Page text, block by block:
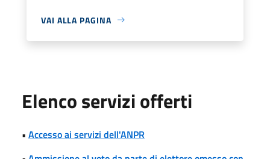
VAI ALLA PAGINA
Elenco servizi offerti
• Accesso ai servizi dell'ANPR